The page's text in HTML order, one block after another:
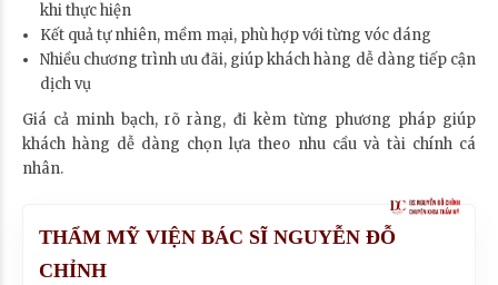
khi thực hiện
Kết quả tự nhiên, mềm mại, phù hợp với từng vóc dáng
Nhiều chương trình ưu đãi, giúp khách hàng dễ dàng tiếp cận
dịch vụ
Giá cả minh bạch, rõ ràng, đi kèm từng phương pháp giúp
khách hàng dễ dàng chọn lựa theo nhu cầu và tài chính cá
nhân.
THẨM MỸ VIỆN BÁC SĨ NGUYỄN ĐỖ
CHỈNH